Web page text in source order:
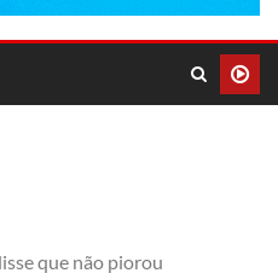
que não piorou